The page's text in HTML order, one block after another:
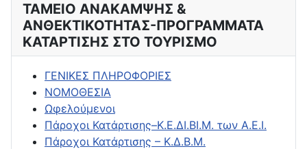
ΤΑΜΕΙΟ ΑΝΑΚΑΜΨΗΣ &
ΑΝΘΕΚΤΙΚΟΤΗΤΑΣ-ΠΡΟΓΡΑΜΜΑΤΑ
ΚΑΤΑΡΤΙΣΗΣ ΣΤΟ ΤΟΥΡΙΣΜΟ
ΓΕΝΙΚΕΣ ΠΛΗΡΟΦΟΡΙΕΣ
ΝΟΜΟΘΕΣΙΑ
Ωφελούμενοι
Πάροχοι Κατάρτισης–Κ.Ε.ΔΙ.ΒΙ.Μ. των Α.Ε.Ι.
Πάροχοι Κατάρτισης – Κ.Δ.Β.Μ.